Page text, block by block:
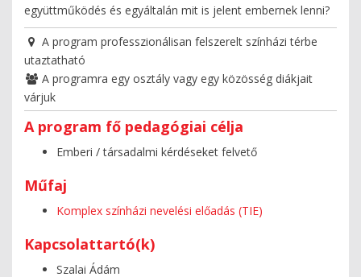
együttműködés és egyáltalán mit is jelent embernek lenni?
A program professzionálisan felszerelt színházi térbe
utaztatható
A programra egy osztály vagy egy közösség diákjait
várjuk
A program fő pedagógiai célja
Emberi / társadalmi kérdéseket felvető
Műfaj
Komplex színházi nevelési előadás (TIE)
Kapcsolattartó(k)
Szalai Ádám